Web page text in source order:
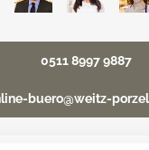
0511 8997 9887
buero@weitz-